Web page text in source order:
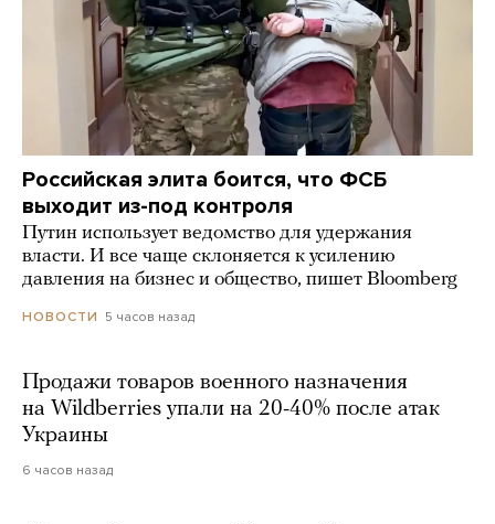
Российская элита боится, что ФСБ
выходит из-под контроля
Путин использует ведомство для удержания
власти. И все чаще склоняется к усилению
давления на бизнес и общество, пишет Bloomberg
НОВОСТИ 5 часов назад
Продажи товаров военного назначения
на Wildberries упали на 20-40% после атак
Украины
6 часов назад